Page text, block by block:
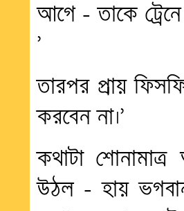
আগে – তাকে
’
তারপর প্রায়
করবেন না।’
কথাটা
উঠল – হায়